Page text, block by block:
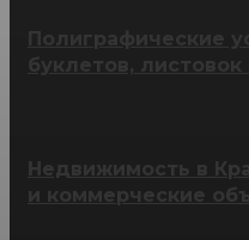
Недвижимость в
и коммерческие